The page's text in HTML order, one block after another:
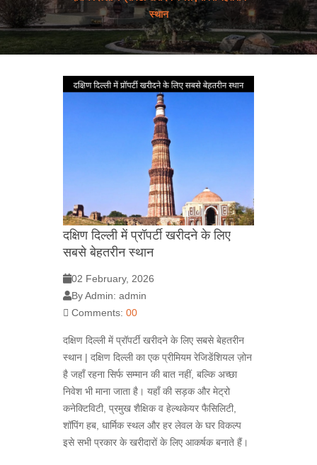
स्थान
दक्षिण दिल्ली में प्रॉपर्टी खरीदने के लिए
सबसे बेहतरीन स्थान
02 February, 2026
By Admin: admin
Comments: 00
दक्षिण दिल्ली में प्रॉपर्टी खरीदने के लिए सबसे बेहतरीन
स्थान | दक्षिण दिल्ली का एक प्रीमियम रेजिडेंशियल ज़ोन
है जहाँ रहना सिर्फ सम्मान की बात नहीं, बल्कि अच्छा
निवेश भी माना जाता है। यहाँ की सड़क और मेट्रो
कनेक्टिविटी, प्रमुख शैक्षिक व हेल्थकेयर फैसिलिटी,
शॉपिंग हब, धार्मिक स्थल और हर लेवल के घर विकल्प
इसे सभी प्रकार के खरीदारों के लिए आकर्षक बनाते हैं।